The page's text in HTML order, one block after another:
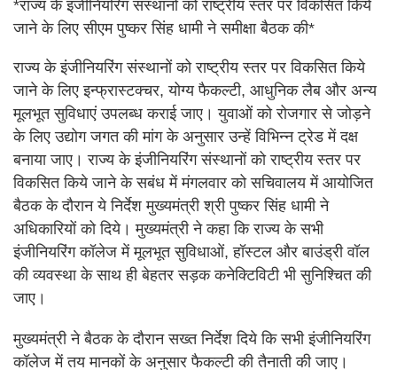
*राज्य के इंजीनियरिंग संस्थानों को राष्ट्रीय स्तर पर विकसित किये
जाने के लिए सीएम पुष्कर सिंह धामी ने समीक्षा बैठक की*
राज्य के इंजीनियरिंग संस्थानों को राष्ट्रीय स्तर पर विकसित किये
जाने के लिए इन्फ्रास्टक्चर, योग्य फैकल्टी, आधुनिक लैब और अन्य
मूलभूत सुविधाएं उपलब्ध कराई जाए। युवाओं को रोजगार से जोड़ने
के लिए उद्योग जगत की मांग के अनुसार उन्हें विभिन्न ट्रेड में दक्ष
बनाया जाए। राज्य के इंजीनियरिंग संस्थानों को राष्ट्रीय स्तर पर
विकसित किये जाने के सबंध में मंगलवार को सचिवालय में आयोजित
बैठक के दौरान ये निर्देश मुख्यमंत्री श्री पुष्कर सिंह धामी ने
अधिकारियों को दिये। मुख्यमंत्री ने कहा कि राज्य के सभी
इंजीनियरिंग कॉलेज में मूलभूत सुविधाओं, हॉस्टल और बाउंड्री वॉल
की व्यवस्था के साथ ही बेहतर सड़क कनेक्टिविटी भी सुनिश्चित की
जाए।
मुख्यमंत्री ने बैठक के दौरान सख्त निर्देश दिये कि सभी इंजीनियरिंग
कॉलेज में तय मानकों के अनुसार फैकल्टी की तैनाती की जाए।